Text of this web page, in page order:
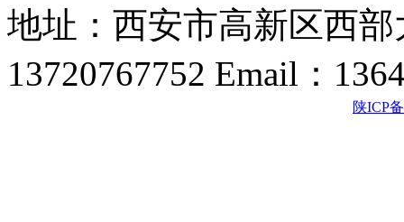
地址：西安市高新区西
13720767752 Email：
陕ICP